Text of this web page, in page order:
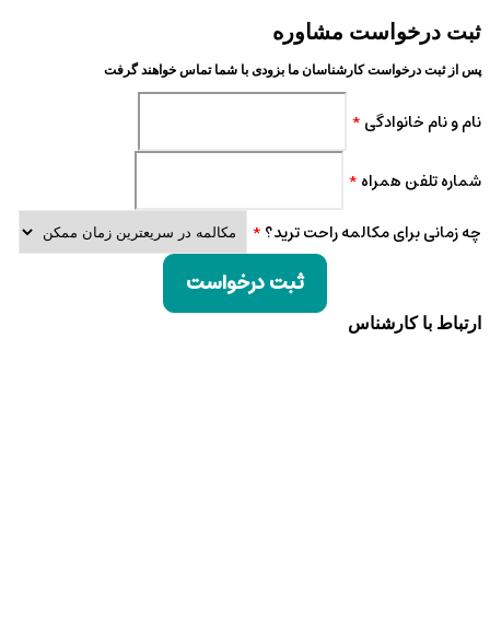
ثبت درخواست مشاوره
پس از ثبت درخواست کارشناسان ما بزودی با شما تماس خواهند گرفت
نام و نام خانوادگی *
شماره تلفن همراه *
چه زمانی برای مکالمه راحت ترید؟ *
ثبت درخواست
ارتباط با کارشناس